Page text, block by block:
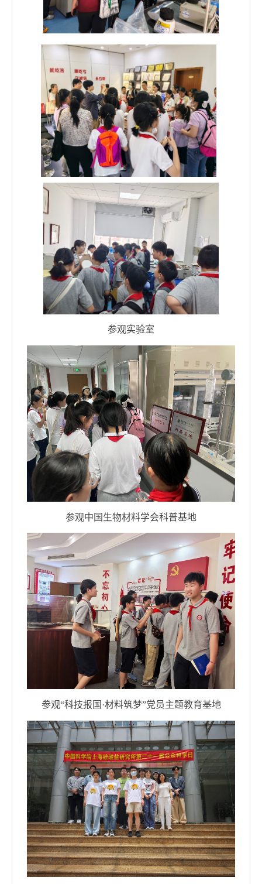
参观实验室
参观中国生物材料学会科普基地
参观“科技报国 ·材料筑梦”党员主题教育基地